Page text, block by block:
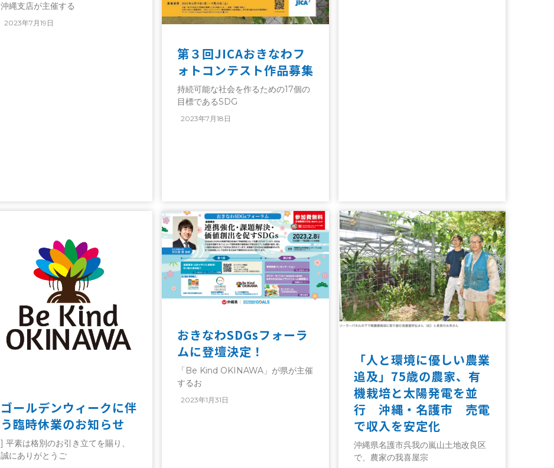
沖縄支店が主催する
2023年7月19日
第３回JICAおきなわフ
ォトコンテスト作品募集
持続可能な社会を作るための17個の
目標であるSDG
2023年7月18日
ゴールデンウィークに伴
う臨時休業のお知らせ
] 平素は格別のお引き立てを賜り、
誠にありがとうご
おきなわSDGsフォーラ
ムに登壇決定！
「Be Kind OKINAWA」が県が主催
するお
2023年1月31日
「人と環境に優しい農業
追及」75歳の農家、有
機栽培と太陽発電を並
行 沖縄・名護市 売電
で収入を安定化
沖縄県名護市呉我の嵐山土地改良区
で、農家の我喜屋宗